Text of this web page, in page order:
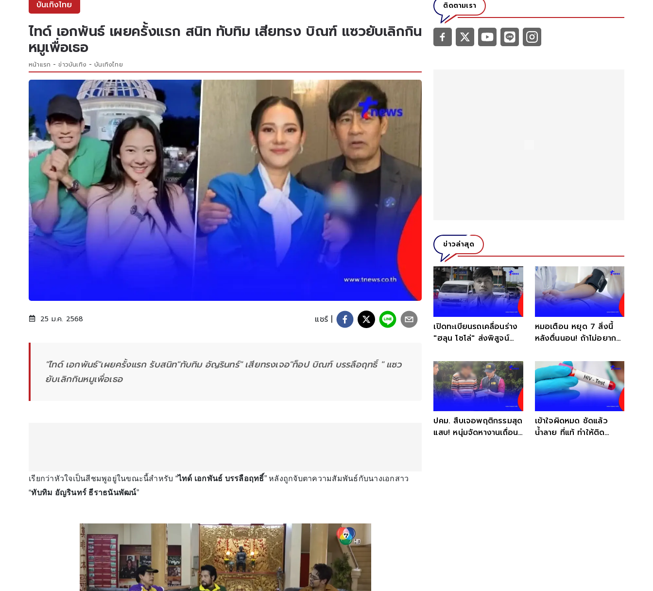
บันเทิงไทย
ไทด์ เอกพันธ์ เผยครั้งแรก สนิท ทับทิม เสียทรง บิณฑ์ แซวยับเลิกกิน
หมูเพื่อเธอ
หน้าแรก ข่าวบันเทิง บันเทิงไทย
25 ม.ค. 2568 แชร์ |
"ไทด์ เอกพันธ์"เผยครั้งแรก รับสนิท"ทับทิม อัญรินทร์" เสียทรงเจอ"ท็อป บิณฑ์ บรรลือฤทธิ์ " แซว
ยับเลิกกินหมูเพื่อเธอ
เรียกว่าหัวใจเป็นสีชมพูอยู่ในขณะนี้สำหรับ “ไทด์ เอกพันธ์ บรรลือฤทธิ์” หลังถูกจับตาความสัมพันธ์กับนางเอกสาว
“ทับทิม อัญรินทร์ ธีราธนันพัฒน์”
ติดตามเรา
ข่าวล่าสุด
เปิดทะเบียนรถเคลื่อนร่าง
"ฮลุน โซโล่" ส่งพิสูจน์
หมอเตือน หยุด 7 สิ่งนี้
หลังตื่นนอน! ถ้าไม่อยาก
ปคม. สืบเจอพฤติกรรมสุด
แสบ! หนุ่มจัดหางานเถื่อน
เข้าใจผิดหมด ชัดแล้ว
น้ำลาย ที่แท้ ทำให้ติด